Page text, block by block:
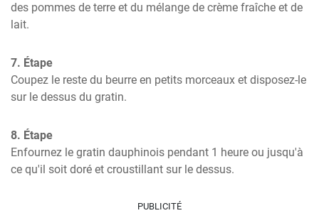
des pommes de terre et du mélange de crème fraîche et de
lait.
7. Étape
Coupez le reste du beurre en petits morceaux et disposez-le
sur le dessus du gratin.
8. Étape
Enfournez le gratin dauphinois pendant 1 heure ou jusqu'à
ce qu'il soit doré et croustillant sur le dessus.
PUBLICITÉ